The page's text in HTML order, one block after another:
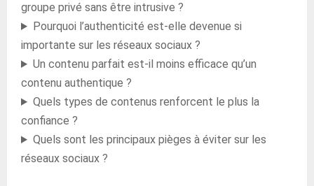
groupe privé sans être intrusive ?
Pourquoi l’authenticité est-elle devenue si
importante sur les réseaux sociaux ?
Un contenu parfait est-il moins efficace qu’un
contenu authentique ?
Quels types de contenus renforcent le plus la
confiance ?
Quels sont les principaux pièges à éviter sur les
réseaux sociaux ?